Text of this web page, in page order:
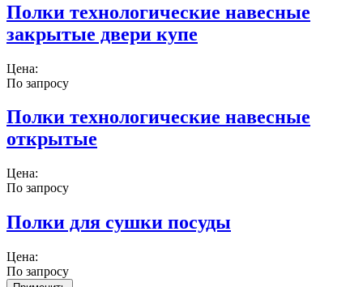
Полки технологические навесные
закрытые двери купе
Цена:
По запросу
Полки технологические навесные
открытые
Цена:
По запросу
Полки для сушки посуды
Цена:
По запросу